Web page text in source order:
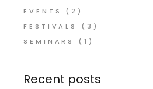
EVENTS
(2)
FESTIVALS
(3)
SEMINARS
(1)
Recent posts